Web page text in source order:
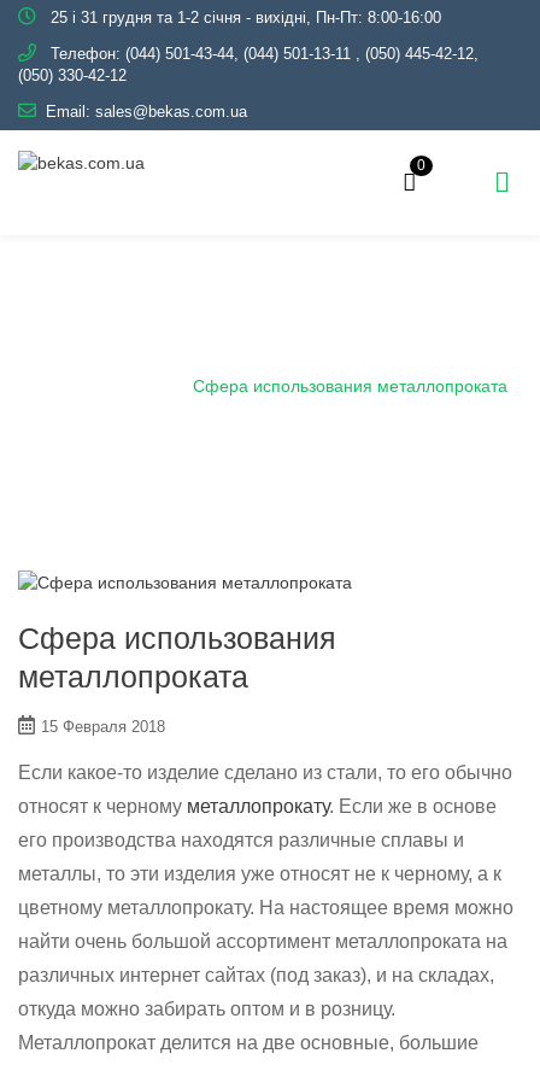
25 і 31 грудня та 1-2 січня - вихідні, Пн-Пт: 8:00-16:00
Телефон: (044) 501-43-44, (044) 501-13-11 , (050) 445-42-12,
(050) 330-42-12
Email: sales@bekas.com.ua
0
Сфера использования металлопроката
Сфера использования
металлопроката
15 Февраля 2018
Если какое-то изделие сделано из стали, то его обычно
относят к черному металлопрокату. Если же в основе
его производства находятся различные сплавы и
металлы, то эти изделия уже относят не к черному, а к
цветному металлопрокату. На настоящее время можно
найти очень большой ассортимент металлопроката на
различных интернет сайтах (под заказ), и на складах,
откуда можно забирать оптом и в розницу.
Металлопрокат делится на две основные, большие